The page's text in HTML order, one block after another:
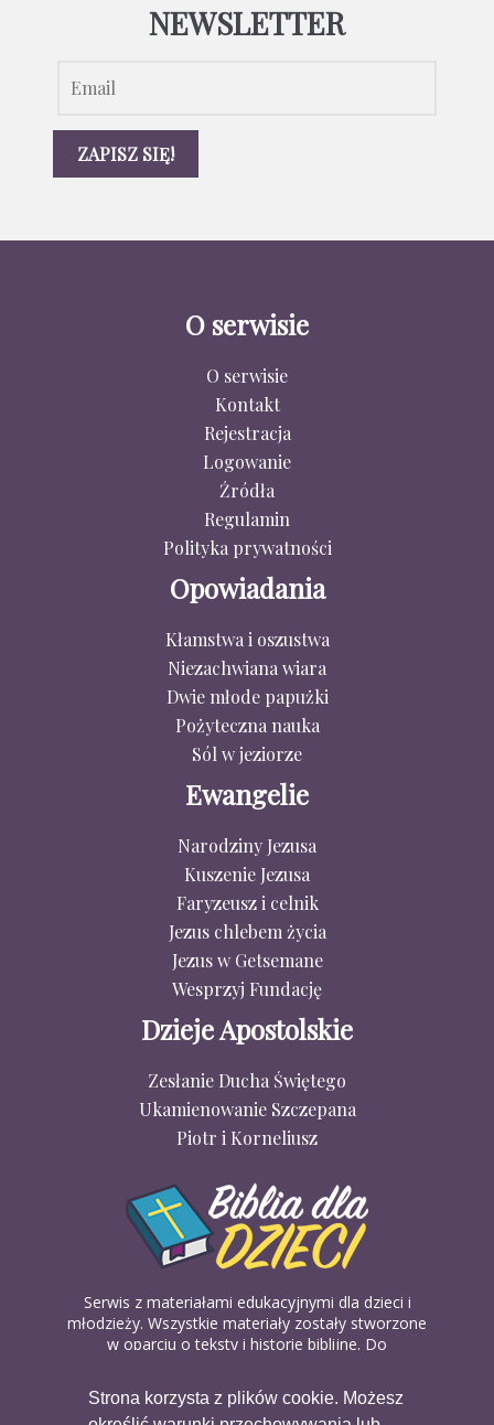
Strona korzysta z plików cookie. Możesz
NEWSLETTER
O serwisie
O serwisie
Kontakt
Rejestracja
Logowanie
Źródła
Regulamin
Polityka prywatności
Opowiadania
Kłamstwa i oszustwa
Niezachwiana wiara
Dwie młode papużki
Pożyteczna nauka
Sól w jeziorze
Ewangelie
Narodziny Jezusa
Kuszenie Jezusa
Faryzeusz i celnik
Jezus chlebem życia
Jezus w Getsemane
Wesprzyj Fundację
Dzieje Apostolskie
Zesłanie Ducha Świętego
Ukamienowanie Szczepana
Piotr i Korneliusz
Serwis z materiałami edukacyjnymi dla dzieci i
młodzieży. Wszystkie materiały zostały stworzone
w oparciu o teksty i historie biblijne. Do
biblijnych. Można je pobierać, drukować i
udostępniać bez żadnych opłat. Materiałów